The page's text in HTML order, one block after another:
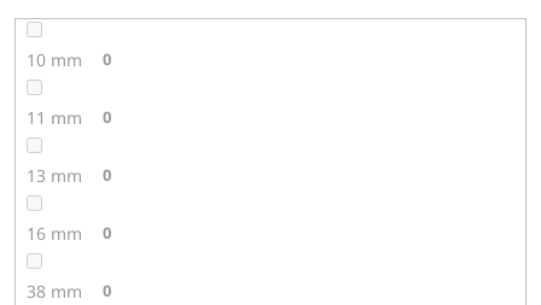
10 mm 0
11 mm 0
13 mm 0
16 mm 0
38 mm 0